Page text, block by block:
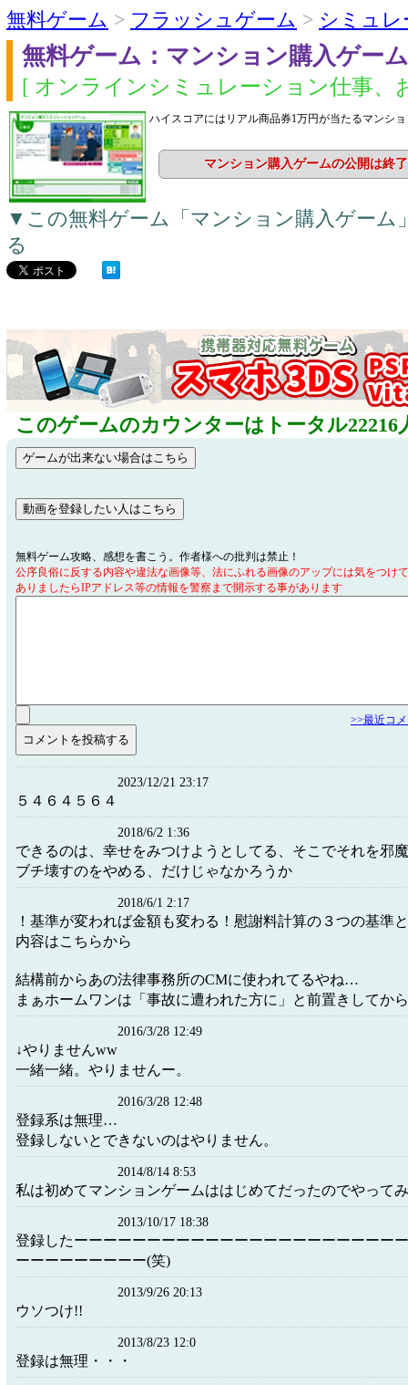
無料ゲーム > フラッシュゲーム > シミュ
無料ゲーム：マンション購入ゲーム
[ オンラインシミュレーション仕事、
ハイスコアにはリアル商品券1万円が当たるマンシ
マンション購入ゲームの公開は終
▼この無料ゲーム「マンション購入ゲーム
る
このゲームのカウンターはトータル22216
無料ゲーム攻略、感想を書こう。作者様への批判は禁止！
公序良俗に反する内容や違法な画像等、法にふれる画像のアップには気をつけ
ありましたらIPアドレス等の情報を警察まで開示する事があります
>>最近コ
2023/12/21 23:17
５４６４５６４
2018/6/2 1:36
できるのは、幸せをみつけようとしてる、そこでそれを邪
ブチ壊すのをやめる、だけじゃなかろうか
2018/6/1 2:17
！基準が変われば金額も変わる！慰謝料計算の３つの基準
内容はこちらから
結構前からあの法律事務所のCMに使われてるやね…
まぁホームワンは「事故に遭われた方に」と前置きしてか
2016/3/28 12:49
↓やりませんww
一緒一緒。やりませんー。
2016/3/28 12:48
登録系は無理…
登録しないとできないのはやりません。
2014/8/14 8:53
私は初めてマンションゲームははじめてだったのでやって
2013/10/17 18:38
登録したーーーーーーーーーーーーーーーーーーーーーー
ーーーーーーーーー(笑)
2013/9/26 20:13
ウソつけ!!
2013/8/23 12:0
登録は無理・・・